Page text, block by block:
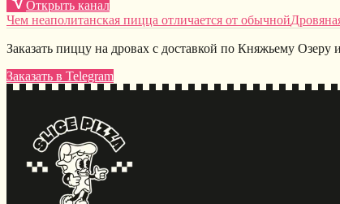
Открыть канал
Чем неаполитанская пицца отличается от обычной
Заказать пиццу на дровах с доставкой по Княжьему Озеру
Заказать в Telegram